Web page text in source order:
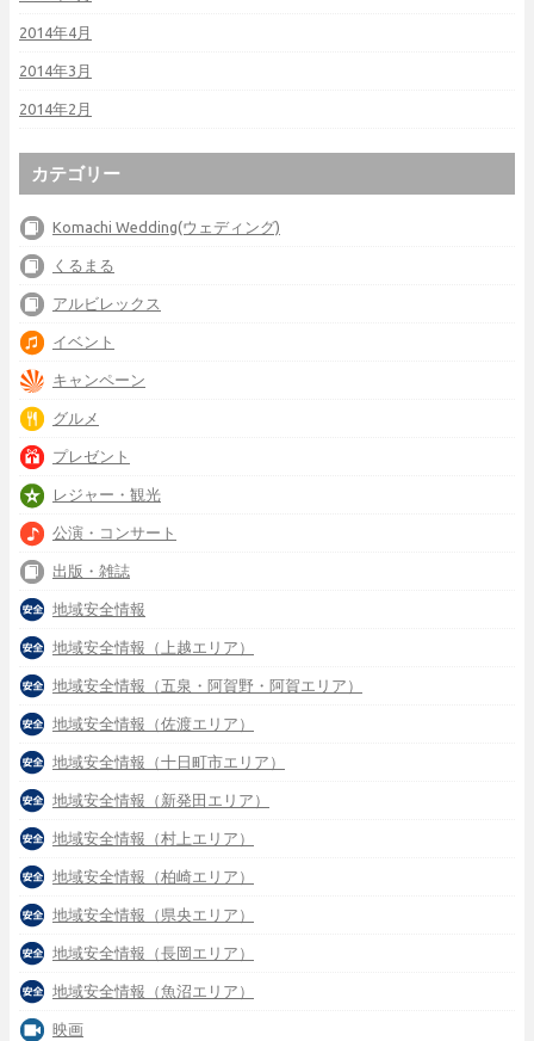
2014年4月
2014年3月
2014年2月
カテゴリー
Komachi Wedding(ウェディング)
くるまる
アルビレックス
イベント
キャンペーン
グルメ
プレゼント
レジャー・観光
公演・コンサート
出版・雑誌
地域安全情報
地域安全情報（上越エリア）
地域安全情報（五泉・阿賀野・阿賀エリア）
地域安全情報（佐渡エリア）
地域安全情報（十日町市エリア）
地域安全情報（新発田エリア）
地域安全情報（村上エリア）
地域安全情報（柏崎エリア）
地域安全情報（県央エリア）
地域安全情報（長岡エリア）
地域安全情報（魚沼エリア）
映画